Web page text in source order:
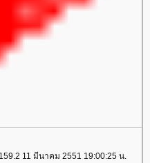
11 มีนาคม 2551 19:00:25 น.